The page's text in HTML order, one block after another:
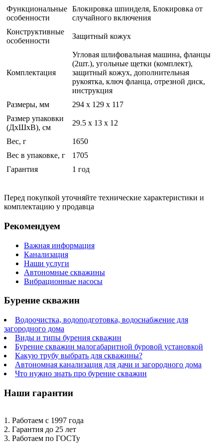
Функциональные
особенности
Блокировка шпинделя, Блокировка от
случайного включения
Конструктивные
особенности
Защитный кожух
Комплектация
Угловая шлифовальная машина, фланцы
(2шт.), угольные щетки (комплект),
защитный кожух, дополнительная
рукоятка, ключ фланца, отрезной диск,
инструкция
Размеры, мм
294 x 129 x 117
Размер упаковки
(ДхШхВ), см
29.5 x 13 x 12
Вес, г
1650
Вес в упаковке, г
1705
Гарантия
1 год
Перед покупкой уточняйте технические характеристики и
комплектацию у продавца
Рекомендуем
Важная информация
Канализация
Наши услуги
Автономные скважины
Вибрационные насосы
Бурение скважин
Водоочистка, водоподготовка, водоснабжение для
загородного дома
Виды и типы бурения скважин
Бурение скважин малогабаритной буровой установкой
Какую трубу выбрать для скважины?
Автономная канализация для дачи и загородного дома
Что нужно знать про бурение скважин
Наши гарантии
1. Работаем с 1997 года
2. Гарантия до 25 лет
3. Работаем по ГОСТу